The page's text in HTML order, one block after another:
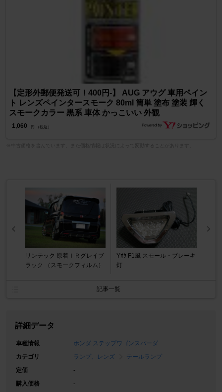
【定形外郵便発送可！400円-】 AUG アウグ 車用ペイン
ト レンズペインタースモーク 80ml 簡単 塗布 塗装 輝く
スモークカラー 黒系 車体 かっこいい 外観
1,060 円 （税込）
リンテック 原着ＩＲグレイブ
ラック （スモークフィルム）
Yｵｸ F1風 スモール・ブレーキ
灯
記事一覧
詳細データ
車種情報
ホンダ ステップワゴンスパーダ
カテゴリ
ランプ、レンズ
テールランプ
定価
-
購入価格
-